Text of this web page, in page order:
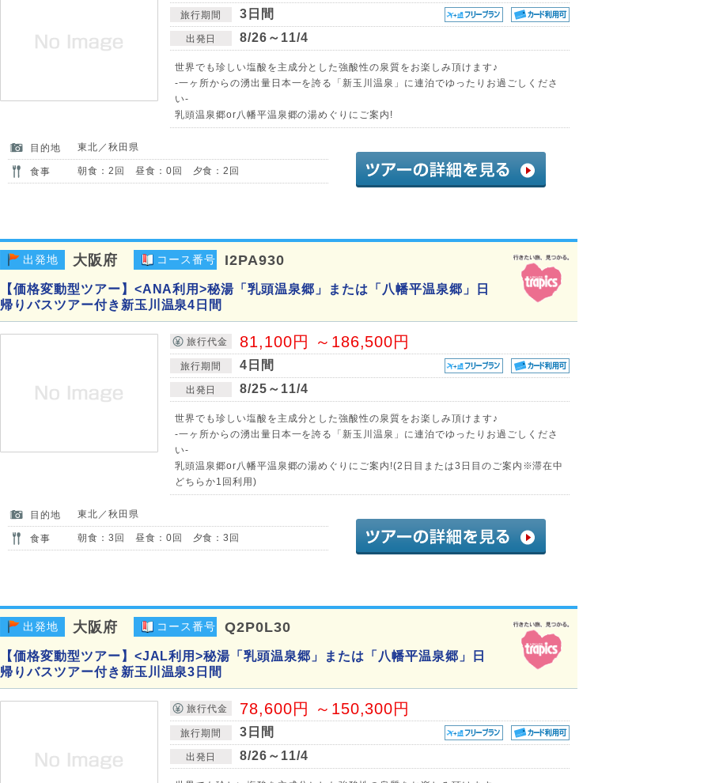
旅行期間 3日間
出発日 8/26～11/4
世界でも珍しい塩酸を主成分とした強酸性の泉質をお楽しみ頂けます♪
-一ヶ所からの湧出量日本一を誇る「新玉川温泉」に連泊でゆったりお過ごしくださ
い-
乳頭温泉郷or八幡平温泉郷の湯めぐりにご案内!
目的地 東北／秋田県
食事 朝食：2回 昼食：0回 夕食：2回
出発地 大阪府 コース番号 I2PA930
【価格変動型ツアー】<ANA利用>秘湯「乳頭温泉郷」または「八幡平温泉郷」日
帰りバスツアー付き新玉川温泉4日間
旅行代金 81,100円 ～186,500円
旅行期間 4日間
出発日 8/25～11/4
世界でも珍しい塩酸を主成分とした強酸性の泉質をお楽しみ頂けます♪
-一ヶ所からの湧出量日本一を誇る「新玉川温泉」に連泊でゆったりお過ごしくださ
い-
乳頭温泉郷or八幡平温泉郷の湯めぐりにご案内!(2日目または3日目のご案内※滞在中
どちらか1回利用)
目的地 東北／秋田県
食事 朝食：3回 昼食：0回 夕食：3回
出発地 大阪府 コース番号 Q2P0L30
【価格変動型ツアー】<JAL利用>秘湯「乳頭温泉郷」または「八幡平温泉郷」日
帰りバスツアー付き新玉川温泉3日間
旅行代金 78,600円 ～150,300円
旅行期間 3日間
出発日 8/26～11/4